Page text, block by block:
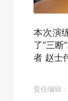
本次演
了“三
者 赵士
责任编辑